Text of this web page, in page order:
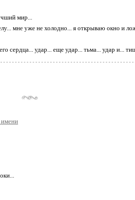
мир...
мне уже не холодно... я открываю окно и
сердца... удар... еще удар... тьма... удар и...
имени